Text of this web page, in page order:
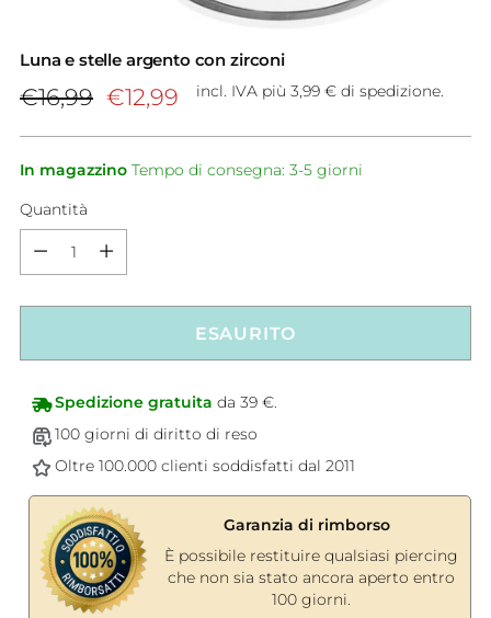
Luna e stelle argento con zirconi
Prezzo
listino
€16,99 €12,99 incl. IVA più 3,99 € di spedizione.
In magazzino Tempo di consegna: 3-5 giorni
Quantità
ESAURITO
Spedizione gratuita da 39 €.
100 giorni di diritto di reso
Oltre 100.000 clienti soddisfatti dal 2011
Garanzia di rimborso
È possibile restituire qualsiasi piercing
che non sia stato ancora aperto entro
100 giorni.